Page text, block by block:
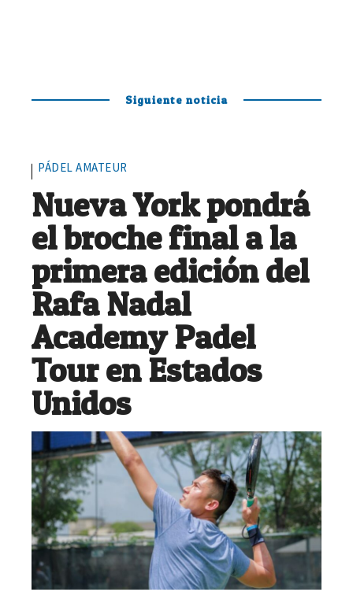
Siguiente noticia
PÁDEL AMATEUR
Nueva York pondrá
el broche final a la
primera edición del
Rafa Nadal
Academy Padel
Tour en Estados
Unidos